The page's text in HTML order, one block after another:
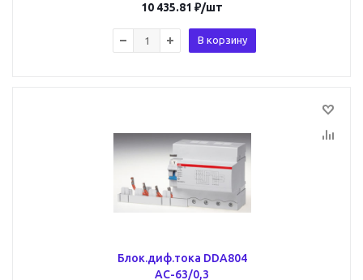
10 435.81 ₽/шт
В корзину
Блок.диф.тока DDA804
AC-63/0,3